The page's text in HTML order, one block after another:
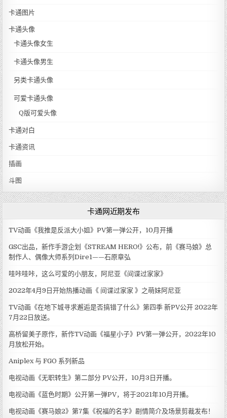
卡通图片
卡通头像
卡通头像女生
卡通头像男生
另类卡通头像
可爱卡通头像
Q版可爱头像
卡通对白
卡通资讯
插画
斗图
卡通网近期发布
TV动画《我推是反派大小姐》PV第一弹公开，10月开播
GSC出品，新作手游企划《STREAM HERO!》公布，前《赛马娘》总
制作人、偶像大师系列Dire1——石原章弘
哇咔哇咔，这么可爱的小朋友，阿尼亚《间谍过家家》
2022年4月9日开始热播动画《 间谍过家家 》之萌妹阿尼亚
TV动画《在地下城寻求邂逅是否搞错了什么》第四季 新PV公开 2022年
7月22日放送。
高桥留美子原作，新作TV动画《福星小子》PV第一弹公开，2022年10
月放松开始。
Aniplex 与 FGO 系列新品
电视动画《无职转生》第二部分 PV公开，10月3日开播。
电视动画《蓝色时期》公开第一弹PV，将于2021年10月开播。
电视动画《赛马娘2》第7集《祝福的名字》剧情简介及场景剪裁发布！